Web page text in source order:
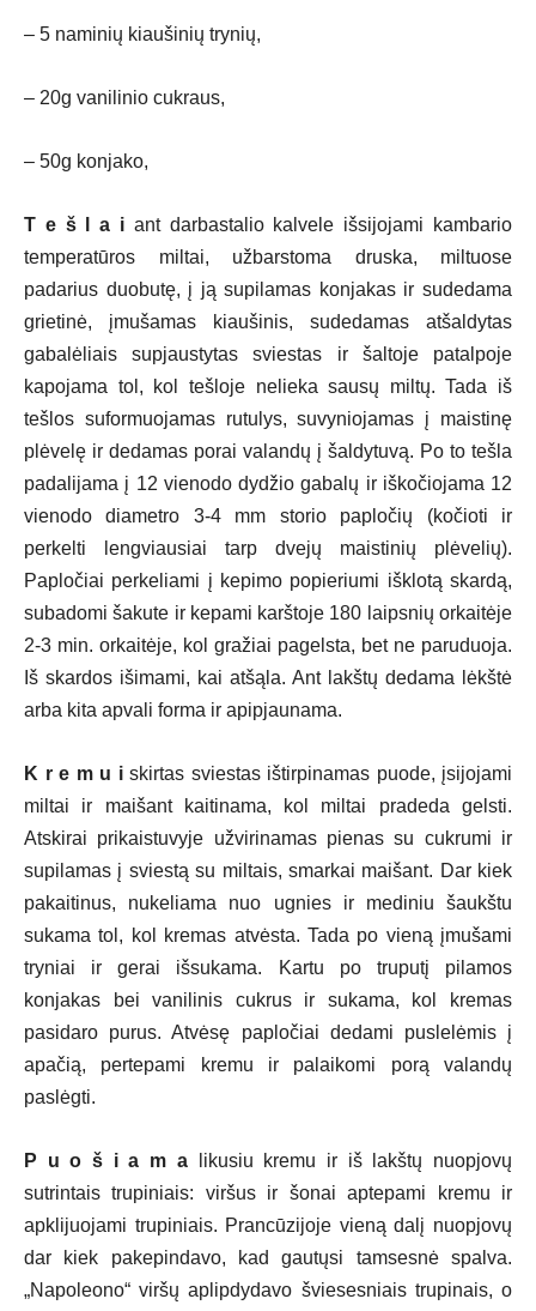
– 5 naminių kiaušinių trynių,
– 20g vanilinio cukraus,
– 50g konjako,
T e š l a i ant darbastalio kalvele išsijojami kambario
temperatūros miltai, užbarstoma druska, miltuose
padarius duobutę, į ją supilamas konjakas ir sudedama
grietinė, įmušamas kiaušinis, sudedamas atšaldytas
gabalėliais supjaustytas sviestas ir šaltoje patalpoje
kapojama tol, kol tešloje nelieka sausų miltų. Tada iš
tešlos suformuojamas rutulys, suvyniojamas į maistinę
plėvelę ir dedamas porai valandų į šaldytuvą. Po to tešla
padalijama į 12 vienodo dydžio gabalų ir iškočiojama 12
vienodo diametro 3-4 mm storio papločių (kočioti ir
perkelti lengviausiai tarp dvejų maistinių plėvelių).
Papločiai perkeliami į kepimo popieriumi išklotą skardą,
subadomi šakute ir kepami karštoje 180 laipsnių orkaitėje
2-3 min. orkaitėje, kol gražiai pagelsta, bet ne paruduoja.
Iš skardos išimami, kai atšąla. Ant lakštų dedama lėkštė
arba kita apvali forma ir apipjaunama.
K r e m u i skirtas sviestas ištirpinamas puode, įsijojami
miltai ir maišant kaitinama, kol miltai pradeda gelsti.
Atskirai prikaistuvyje užvirinamas pienas su cukrumi ir
supilamas į sviestą su miltais, smarkai maišant. Dar kiek
pakaitinus, nukeliama nuo ugnies ir mediniu šaukštu
sukama tol, kol kremas atvėsta. Tada po vieną įmušami
tryniai ir gerai išsukama. Kartu po truputį pilamos
konjakas bei vanilinis cukrus ir sukama, kol kremas
pasidaro purus. Atvėsę papločiai dedami puslelėmis į
apačią, pertepami kremu ir palaikomi porą valandų
paslėgti.
P u o š i a m alikusiu kremu ir iš lakštų nuopjovų
sutrintais trupiniais: viršus ir šonai aptepami kremu ir
apklijuojami trupiniais. Prancūzijoje vieną dalį nuopjovų
dar kiek pakepindavo, kad gautųsi tamsesnė spalva.
„Napoleono“ viršų aplipdydavo šviesesniais trupinais, o